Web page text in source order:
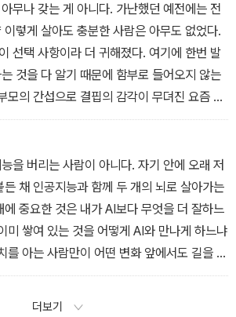
무나 갖는 게 아니다. 가난했던 예전에는 전
렇게 살아도 충분한 사람은 아무도 없었다.
선택 사항이라 더 귀해졌다. 여기에 한번 발
것을 다 알기 때문에 함부로 들어오지 않는
모의 간섭으로 결핍의 감각이 무뎌진 요즘 청
을 버리는 사람이 아니다. 자기 안에 오래 저
채 인공지능과 함께 두 개의 뇌로 살아가는
중요한 것은 내가 AI보다 무엇을 더 잘하느
미 쌓여 있는 것을 어떻게 AI와 만나게 하느냐
를 아는 사람만이 어떤 변화 앞에서도 길을 잃
더보기